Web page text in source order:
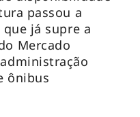
passou a
já supre a
Mercado
ônibus